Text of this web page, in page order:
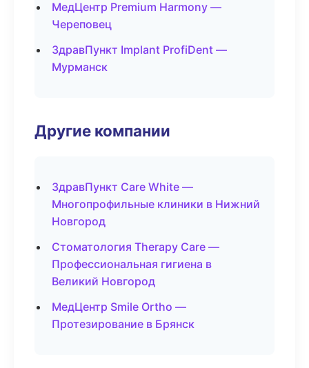
МедЦентр Premium Harmony —
Череповец
ЗдравПункт Implant ProfiDent —
Мурманск
Другие компании
ЗдравПункт Care White —
Многопрофильные клиники в Нижний
Новгород
Стоматология Therapy Care —
Профессиональная гигиена в
Великий Новгород
МедЦентр Smile Ortho —
Протезирование в Брянск